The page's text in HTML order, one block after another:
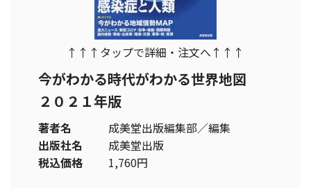
↑↑↑タップで詳細・注文へ↑↑↑
今がわかる時代がわかる世界地図
２０２１年版
著者名
成美堂出版編集部／編集
出版社名
成美堂出版
税込価格
1,760円